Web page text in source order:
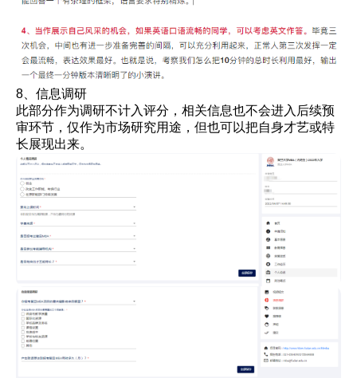
8、信息调研
此部分作为调研不计入评分，相关信息也不会进入后续预
审环节，仅作为市场研究用途，但也可以把自身才艺或特
长展现出来。